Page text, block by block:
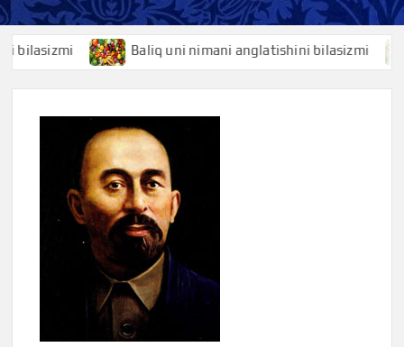
Baliq uni nimani anglatishini bilasizmi